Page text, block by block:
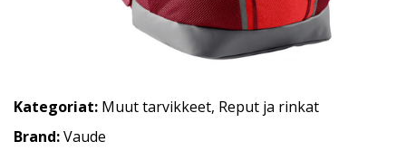
Kategoriat: Muut tarvikkeet, Reput ja rinkat
Brand:Vaude